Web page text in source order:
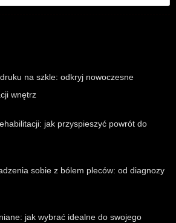
na szkle: odkryj nowoczesne
wnętrz
jak przyspieszyć powrót do
sobie z bólem pleców: od diagnozy
jak wybrać idealne do swojego